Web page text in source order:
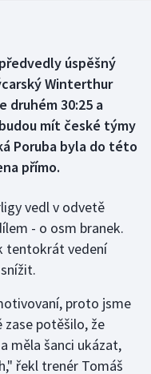
úspěšný
Winterthur
druhém 30:25 a
mít české týmy
Poruba byla do této
přímo.
vedl v odvetě
- o osm branek.
tentokrát vedení
proto jsme
zase potěšilo, že
měla šanci ukázat,
řekl trenér Tomáš